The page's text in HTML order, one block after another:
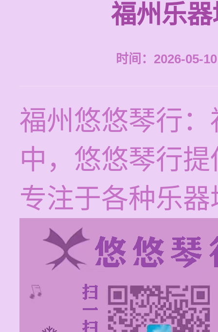
福州乐
时间：2026-05-
福州悠悠琴行
中，悠悠琴行
专注于各种乐